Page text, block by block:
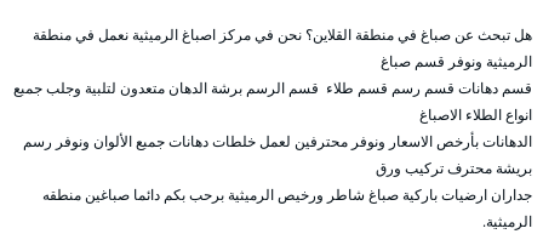
هل تبحث عن صباغ في منطقة القلاين؟ نحن في مركز اصباغ الرميثية نعمل في منطقة
الرميثية ونوفر قسم صباغ
قسم دهانات قسم رسم قسم طلاء قسم الرسم برشة الدهان متعدون لتلبية وجلب جمبع
انواع الطلاء الاصباغ
الدهانات بأرخص الاسعار ونوفر محترفين لعمل خلطات دهانات جمبع الألوان ونوفر رسم
بريشة محترف تركيب ورق
جداران ارضيات باركية صباغ شاطر ورخيص الرميثية برحب بكم دائما صباغين منطقه
الرميثية.